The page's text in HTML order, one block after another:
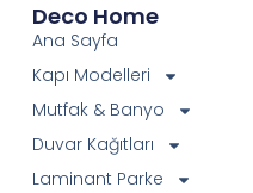
Deco Home
Ana Sayfa
Kapı Modelleri
Mutfak & Banyo
Duvar Kağıtları
Laminant Parke